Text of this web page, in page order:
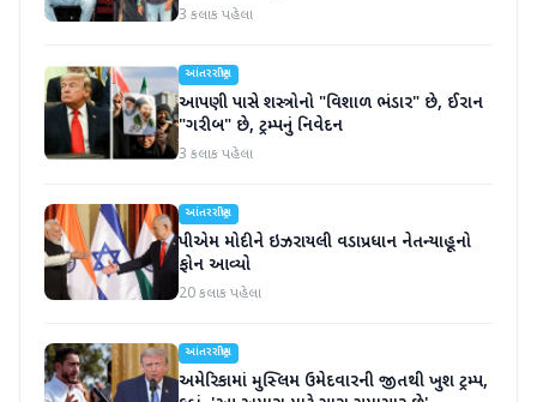
3 કલાક પહેલા
આંતરરાષ્ટ્રીય
આપણી પાસે શસ્ત્રોનો "વિશાળ ભંડાર" છે, ઈરાન
"ગરીબ" છે, ટ્રમ્પનું નિવેદન
3 કલાક પહેલા
આંતરરાષ્ટ્રીય
પીએમ મોદીને ઇઝરાયલી વડાપ્રધાન નેતન્યાહૂનો
ફોન આવ્યો
20 કલાક પહેલા
આંતરરાષ્ટ્રીય
અમેરિકામાં મુસ્લિમ ઉમેદવારની જીતથી ખુશ ટ્રમ્પ,